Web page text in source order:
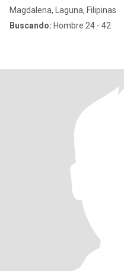
Magdalena, Laguna, Filipinas
Buscando: Hombre 24 - 42